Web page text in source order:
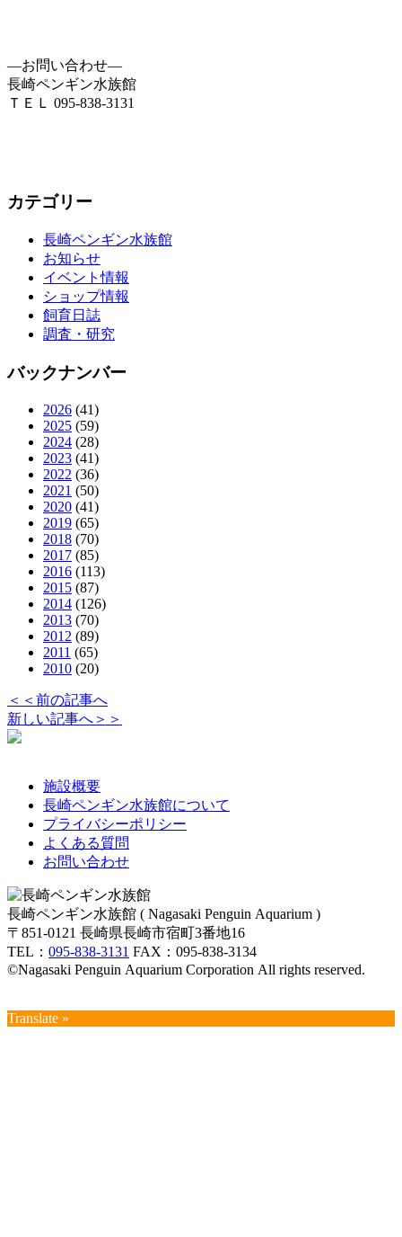
―お問い合わせ―
長崎ペンギン水族館
ＴＥＬ 095-838-3131
カテゴリー
長崎ペンギン水族館
お知らせ
イベント情報
ショップ情報
飼育日誌
調査・研究
バックナンバー
2026 (41)
2025 (59)
2024 (28)
2023 (41)
2022 (36)
2021 (50)
2020 (41)
2019 (65)
2018 (70)
2017 (85)
2016 (113)
2015 (87)
2014 (126)
2013 (70)
2012 (89)
2011 (65)
2010 (20)
＜＜前の記事へ
新しい記事へ＞＞
施設概要
長崎ペンギン水族館について
プライバシーポリシー
よくある質問
お問い合わせ
長崎ペンギン水族館 ( Nagasaki Penguin Aquarium )
〒851-0121 長崎県長崎市宿町3番地16
TEL： 095-838-3131 FAX：095-838-3134
©Nagasaki Penguin Aquarium Corporation All rights reserved.
Translate »